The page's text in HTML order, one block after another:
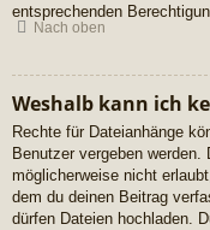
entsprechenden
Nach oben
Weshalb kann ich
Rechte für Dateianhänge
Benutzer vergeben
möglicherweise nicht
dem du deinen Beitrag
dürfen Dateien hochladen.